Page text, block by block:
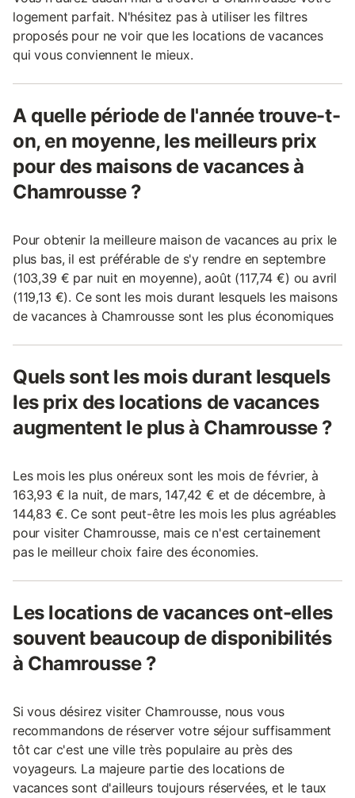
logement parfait. N'hésitez pas à utiliser les filtres
proposés pour ne voir que les locations de vacances
qui vous conviennent le mieux.
A quelle période de l'année trouve-t-
on, en moyenne, les meilleurs prix
pour des maisons de vacances à
Chamrousse ?
Pour obtenir la meilleure maison de vacances au prix le
plus bas, il est préférable de s'y rendre en septembre
(103,39 € par nuit en moyenne), août (117,74 €) ou avril
(119,13 €). Ce sont les mois durant lesquels les maisons
de vacances à Chamrousse sont les plus économiques
Quels sont les mois durant lesquels
les prix des locations de vacances
augmentent le plus à Chamrousse ?
Les mois les plus onéreux sont les mois de février, à
163,93 € la nuit, de mars, 147,42 € et de décembre, à
144,83 €. Ce sont peut-être les mois les plus agréables
pour visiter Chamrousse, mais ce n'est certainement
pas le meilleur choix faire des économies.
Les locations de vacances ont-elles
souvent beaucoup de disponibilités
à Chamrousse ?
Si vous désirez visiter Chamrousse, nous vous
recommandons de réserver votre séjour suffisamment
tôt car c'est une ville très populaire au près des
voyageurs. La majeure partie des locations de
vacances sont d'ailleurs toujours réservées, et le taux